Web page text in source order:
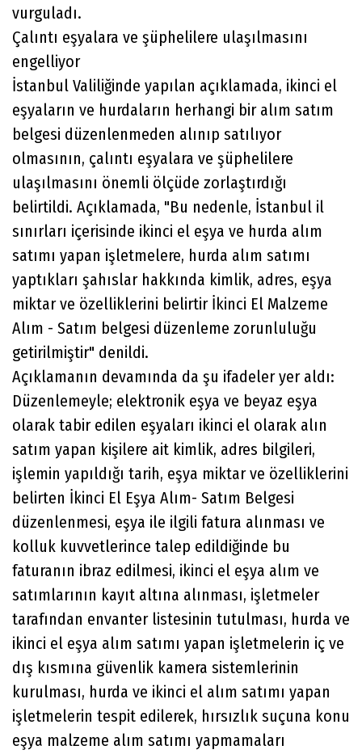
vurguladı.
Çalıntı eşyalara ve şüphelilere ulaşılmasını
engelliyor
İstanbul Valiliğinde yapılan açıklamada, ikinci el
eşyaların ve hurdaların herhangi bir alım satım
belgesi düzenlenmeden alınıp satılıyor
olmasının, çalıntı eşyalara ve şüphelilere
ulaşılmasını önemli ölçüde zorlaştırdığı
belirtildi. Açıklamada, "Bu nedenle, İstanbul il
sınırları içerisinde ikinci el eşya ve hurda alım
satımı yapan işletmelere, hurda alım satımı
yaptıkları şahıslar hakkında kimlik, adres, eşya
miktar ve özelliklerini belirtir İkinci El Malzeme
Alım - Satım belgesi düzenleme zorunluluğu
getirilmiştir" denildi.
Açıklamanın devamında da şu ifadeler yer aldı:
Düzenlemeyle; elektronik eşya ve beyaz eşya
olarak tabir edilen eşyaları ikinci el olarak alın
satım yapan kişilere ait kimlik, adres bilgileri,
işlemin yapıldığı tarih, eşya miktar ve özelliklerini
belirten İkinci El Eşya Alım- Satım Belgesi
düzenlenmesi, eşya ile ilgili fatura alınması ve
kolluk kuvvetlerince talep edildiğinde bu
faturanın ibraz edilmesi, ikinci el eşya alım ve
satımlarının kayıt altına alınması, işletmeler
tarafından envanter listesinin tutulması, hurda ve
ikinci el eşya alım satımı yapan işletmelerin iç ve
dış kısmına güvenlik kamera sistemlerinin
kurulması, hurda ve ikinci el alım satımı yapan
işletmelerin tespit edilerek, hırsızlık suçuna konu
eşya malzeme alım satımı yapmamaları